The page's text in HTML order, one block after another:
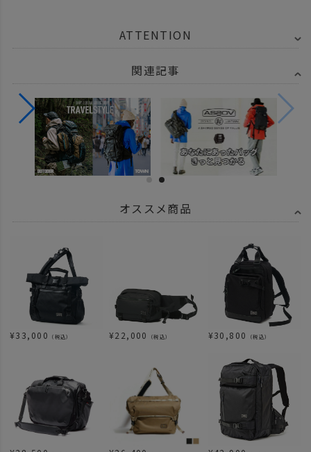
ATTENTION
関連記事
オススメ商品
¥33,000 （税込） ¥22,000 （税込） ¥30,800 （税込）